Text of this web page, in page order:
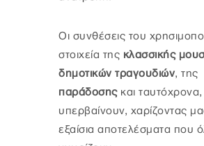
Οι συνθέσεις του
στοιχεία της κλασσικής
δημοτικών τραγουδιών, της
παράδοσης και ταυτόχρονα,
υπερβαίνουν, χαρίζοντας
εξαίσια αποτελέσματα που